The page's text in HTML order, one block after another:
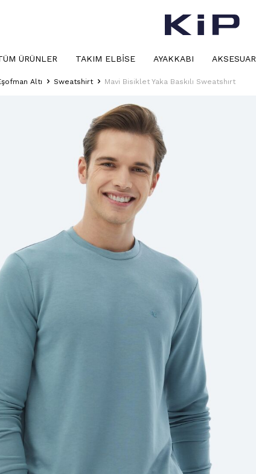
ÜRÜNLER TAKIM ELBISE AYAKKABI AKSESUAR
Altı Sweatshirt Mavi Bisiklet Yaka Baskılı Sweatshırt